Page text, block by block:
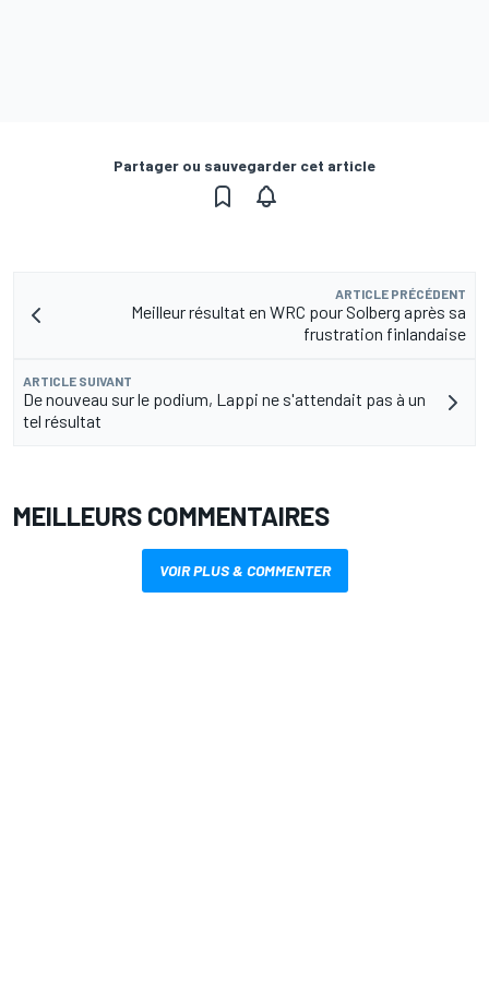
Partager ou sauvegarder cet article
ARTICLE PRÉCÉDENT
Meilleur résultat en WRC pour Solberg après sa
frustration finlandaise
ARTICLE SUIVANT
De nouveau sur le podium, Lappi ne s'attendait pas à un
tel résultat
MEILLEURS COMMENTAIRES
VOIR PLUS & COMMENTER